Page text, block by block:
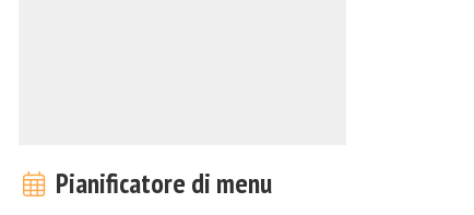
Pianificatore di menu